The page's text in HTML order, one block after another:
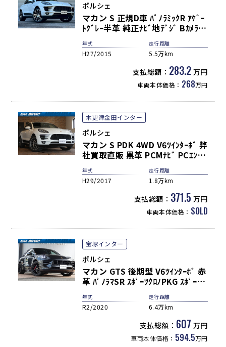
ポルシェ
マカン S 正規D車 ﾊﾟﾉﾗﾐｯｸR ｱｹﾞｰ
ﾄｸﾞﾚｰ半革 純正ﾅﾋﾞ地ﾃﾞｼﾞ Bｶﾒﾗ＆
PAS 電動Rｹﾞｰﾄ ﾊﾞｲｷｾﾉﾝHL(PDLS
付) 純正21ｲﾝﾁ911ﾀｰﾎﾞﾃﾞｻﾞｲﾝAW
禁煙
年式
H27/2015
走行距離
5.5万km
支払総額： 283.2 万円
車両本体価格： 268万円
木更津金田インター
ポルシェ
マカン S PDK 4WD V6ﾂｲﾝﾀｰﾎﾞ 弊
社買取直販 黒革 PCMﾅﾋﾞ PCｴﾝﾄﾘ
ﾄ＆ﾒﾓﾘｰ付 前ｼｰﾄﾋｰﾀｰ 3ｿﾞｰﾝｴｱｺﾝ
Pﾄﾗﾝｸ ｸﾙｺﾝ ｷｾﾉﾝ RSｽﾊﾟｲﾀﾞｰ
年式
H29/2017
走行距離
1.8万km
支払総額： 371.5 万円
車両本体価格： SOLD
宝塚インター
ポルシェ
マカン GTS 後期型 V6ﾂｲﾝﾀｰﾎﾞ 赤
革 ﾊﾟﾉﾗﾏSR ｽﾎﾟｰﾂｸﾛﾉPKG ｽﾎﾟｰﾂｴ
ｸﾞｿﾞｰｽﾄ LEDﾍｯﾄﾞﾗｲﾄ PASM ACC
8WAY LCA LDW PCMﾅﾋﾞ 360°ｶﾒ
ﾗ ｶｰﾎﾞﾝｽﾃｱﾘﾝｸﾞ ｽﾃｱﾘﾝｸﾞﾋｰﾀｰ 電
動Rｹﾞｰﾄ 純正20AW ﾚｯﾄﾞｷｬﾘﾊﾟｰ
年式
R2/2020
走行距離
6.4万km
支払総額： 607 万円
車両本体価格： 594.5万円